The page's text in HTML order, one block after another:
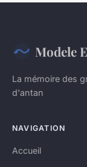
Modele
La mémoire des
d'antan
NAVIGATION
Accueil